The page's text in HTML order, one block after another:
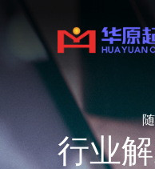
行业